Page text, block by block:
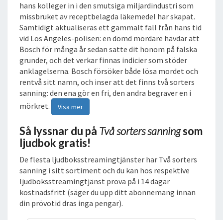
hans kolleger in i den smutsiga miljardindustri som
missbruket av receptbelagda läkemedel har skapat.
Samtidigt aktualiseras ett gammalt fall från hans tid
vid Los Angeles-polisen: en dömd mördare hävdar att
Bosch för många år sedan satte dit honom på falska
grunder, och det verkar finnas indicier som stöder
anklagelserna. Bosch försöker både lösa mordet och
rentvå sitt namn, och inser att det finns två sorters
sanning: den ena gör en fri, den andra begraver en i
mörkret.
Visa mer
Så lyssnar du på Två sorters sanningsom
ljudbok gratis!
De flesta ljudboksstreamingtjänster har Två sorters
sanning i sitt sortiment och du kan hos respektive
ljudboksstreamingtjänst prova på i 14 dagar
kostnadsfritt (säger du upp ditt abonnemang innan
din prövotid dras inga pengar).